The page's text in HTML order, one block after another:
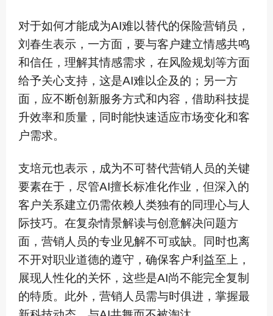
对于如何才能成为AI难以替代的保险营销员，
刘春生表示，一方面，要与客户建立情感共鸣
和信任，理解其情感需求，在风险规划等方面
给予关心支持，这是AI难以企及的；另一方
面，应不断创新服务方式和内容，借助科技提
升效率和质量，同时能快速适应市场变化和客
户需求。
支培元也表示，成为不可替代营销人员的关键
要素在于，尽管AI擅长标准化作业，但深入的
客户关系建立仍需依赖人类独有的同理心与人
际技巧。在复杂情景解读与创意解决问题方
面，营销人员的专业见解不可或缺。同时也离
不开对职业道德的遵守，确保客户利益至上，
展现人性化的关怀，这些是AI尚不能完全复制
的特质。此外，营销人员需与时俱进，掌握最